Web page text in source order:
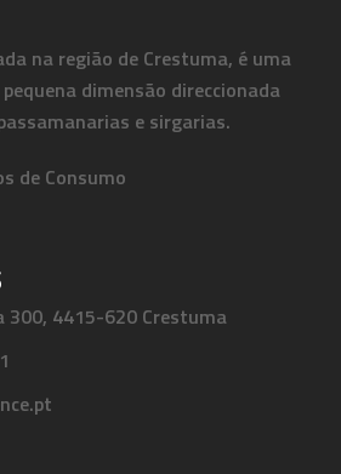
na região de Crestuma, é uma
dimensão direccionada
e sirgarias.
de Consumo
300, 4415-620 Crestuma